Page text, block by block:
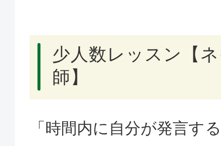
少人数レッスン【
師】
「時間内に自分が発言す